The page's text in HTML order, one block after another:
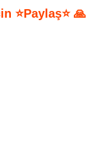
⭐Paylaş⭐ 🙏